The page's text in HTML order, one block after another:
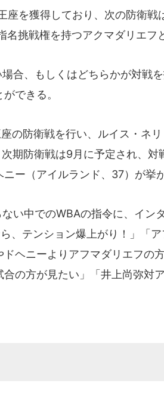
座を獲得しており、次の防衛戦
名挑戦権を持つアクマダリエフ
合、もしくはどちらかが対戦
できる。
の防衛戦を行い、ルイス・ネ
期防衛戦は9月に予定され、対
ー（アイルランド、37）が挙
い中でのWBAの指令に、イン
、テンション爆上がり！」「
ヘニーよりアフマダリエフの
の方が見たい」「井上尚弥対